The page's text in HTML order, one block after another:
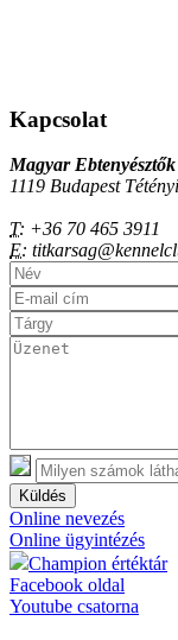
Kapcsolat
Magyar
1119 Budapest
T: +36 70 465 3911
E:
Küldés
Online nevezés
Online ügyintézés
Champion értéktár
Facebook oldal
Youtube csatorna